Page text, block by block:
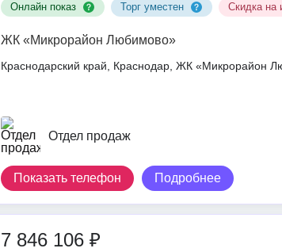
Онлайн показ Торг уместен Скидка на
ЖК «Микрорайон Любимово»
Краснодарский край, Краснодар, ЖК «Микрорайон
Отдел продаж
Показать телефон Подробнее
7 846 106 ₽